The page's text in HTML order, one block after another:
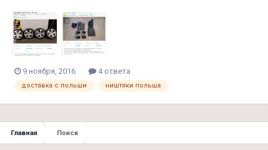
9 ноября, 2016 4 ответа
доставка с польши ништяки польша
Главная Поиск